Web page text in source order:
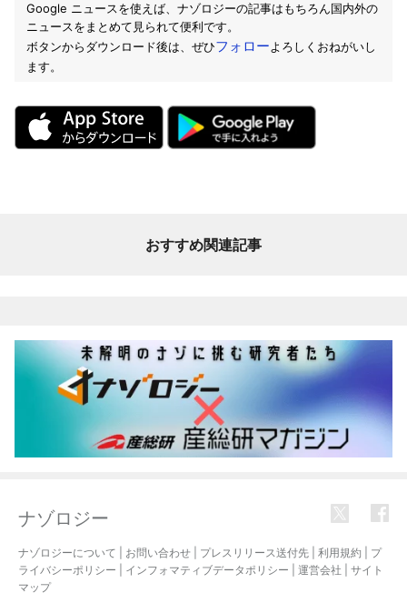
Google ニュースを使えば、ナゾロジーの記事はもちろん国内外の
ニュースをまとめて見られて便利です。
ボタンからダウンロード後は、ぜひフォローよろしくおねがいし
ます。
おすすめ関連記事
ナゾロジー
ナゾロジーについて お問い合わせ プレスリリース送付先 利用規約
プ
ライバシーポリシー
インフォマティブデータポリシー 運営会社
サイト
マップ